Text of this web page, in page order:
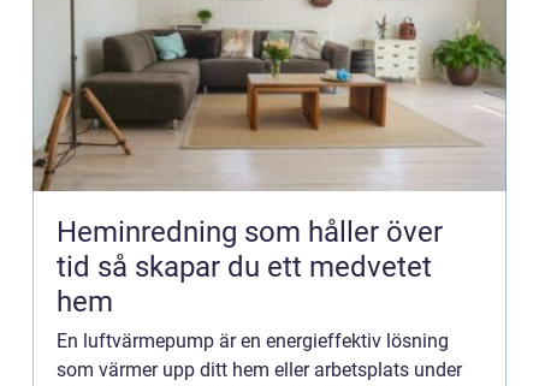
Heminredning som håller över
tid så skapar du ett medvetet
hem
En luftvärmepump är en energieffektiv lösning
som värmer upp ditt hem eller arbetsplats under